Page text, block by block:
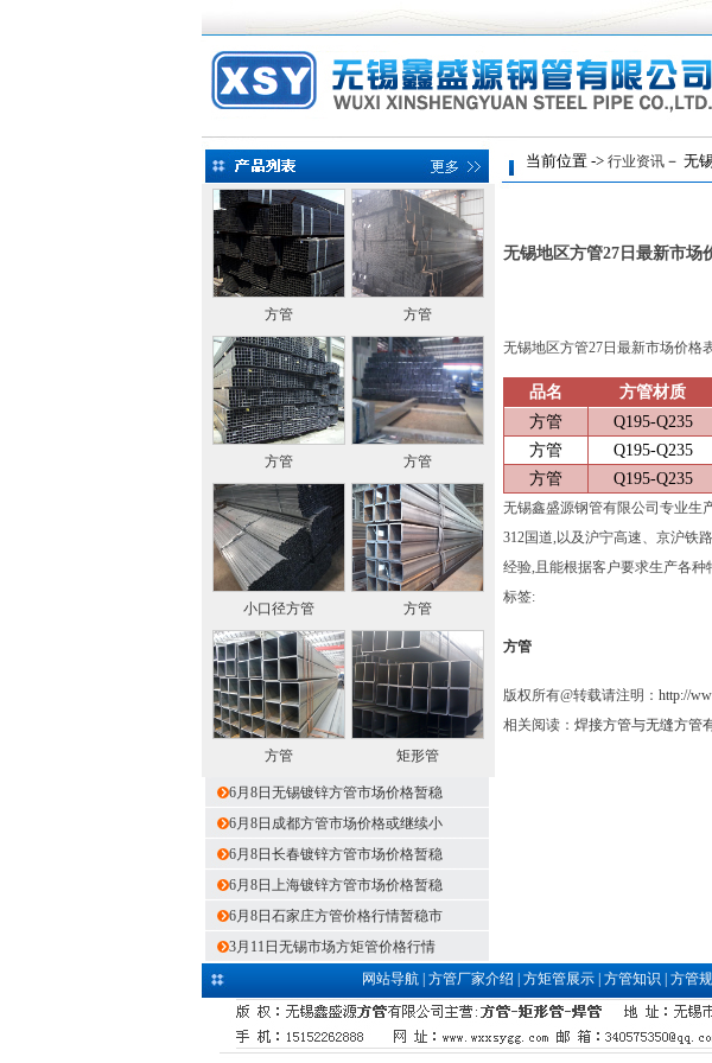
方管 方管
方管 方管
小口径方管 方管
方管 矩形管
6月8日无锡镀锌方管市场价格暂稳
6月8日成都方管市场价格或继续小
6月8日长春镀锌方管市场价格暂稳
6月8日上海镀锌方管市场价格暂稳
6月8日石家庄方管价格行情暂稳市
3月11日无锡市场方矩管价格行情
当前位置 -> 行业资讯－ 无
无锡地区方管27日最新市场
无锡地区方管27日最新市场价格
品名 方管材质
方管
Q195-Q235
方管
Q195-Q235
方管
Q195-Q235
无锡鑫盛源钢管有限公司专业生
312国道,以及沪宁高速、京沪铁
经验,且能根据客户要求生产各种
标签:
方管
版权所有@转载请注明： http://
相关阅读： 焊接方管与无缝方管
网站导航 方管厂家介绍 方矩管展示 方管知识 方管